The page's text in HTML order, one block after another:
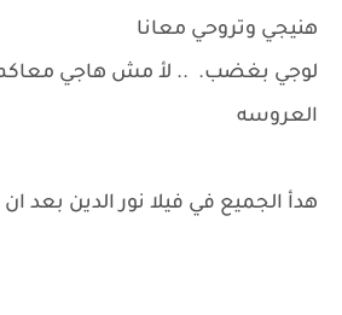
هنيجي وتروحي معانا
لوجي بغضب. .. لأ مش هاجي معاكم
العروسه
هدأ الجميع في فيلا نور الدين بعد